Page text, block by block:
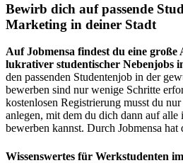
Bewirb dich auf passende
Marketing in deiner Stadt
Auf Jobmensa findest du eine
lukrativer studentischer Nebenjobs
den passenden Studentenjob in der
bewerben sind nur wenige Schritte
kostenlosen Registrierung musst du
anlegen, mit dem du dich dann auf alle
bewerben kannst. Durch Jobmensa hat
Wissenswertes für Werkstudenten